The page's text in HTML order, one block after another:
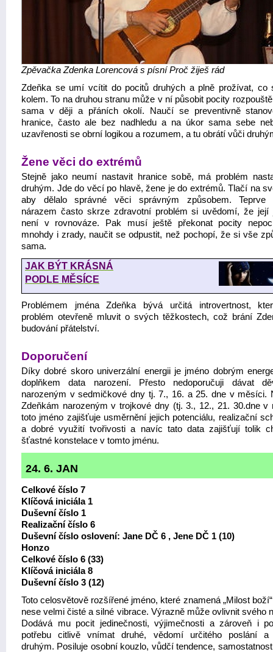
Zpěvačka Zdenka Lorencová s písní Proč žiješ rád
Zdeňka se umí vcítit do pocitů druhých a plně prožívat, co
kolem. To na druhou stranu může v ní působit pocity
sama v ději a přáních okolí. Naučí se preventivně
hranice, často ale bez nadhledu a na úkor sama sebe
uzavřenosti se obrní logikou a rozumem, a tu obrátí vůči
Žene věci do extrémů
Stejně jako neumí nastavit hranice sobě, má problém
druhým. Jde do věcí po hlavě, žene je do extrémů. Tlačí na
aby dělalo správné věci správným způsobem. Teprve
nárazem často skrze zdravotní problém si uvědomí, že její
není v rovnováze. Pak musí ještě překonat pocity
mnohdy i zrady, naučit se odpustit, než pochopí, že si vše
sama.
JAK BÝT KRÁSNÁ
PODLE MĚSÍCE
Problémem jména Zdeňka bývá určitá introvertnost,
problém otevřeně mluvit o svých těžkostech, což brání
budování přátelství.
Doporučení
Díky dobré skoro univerzální energii je jméno dobrým
doplňkem data narození. Přesto nedoporučuji dávat
narozeným v sedmičkové dny tj. 7., 16. a 25. dne v měsíci.
Zdeňkám narozeným v trojkové dny (tj. 3., 12., 21. 30.dne v
toto jméno zajišťuje usměrnění jejich potenciálu, realizační
a dobré využití tvořivosti a navíc tato data zajišťují tolik
šťastné konstelace v tomto jménu.
24. 6. JAN
Celkové číslo 7
Klíčová iniciála 1
Duševní číslo 1
Realizační číslo 6
Duševní číslo oslovení: Jane DČ 6 , Jene DČ 1 (10)
Honzo
Celkové číslo 6 (33)
Klíčová iniciála 8
Duševní číslo 3 (12)
Toto celosvětově rozšířené jméno, které znamená „Milost
nese velmi čisté a silné vibrace. Výrazně může ovlivnit svého
Dodává mu pocit jedinečnosti, výjimečnosti a zároveň i
potřebu citlivě vnímat druhé, vědomí určitého poslání a
druhým. Posiluje osobní kouzlo, vůdčí tendence,